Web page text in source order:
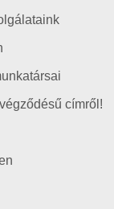
címről!